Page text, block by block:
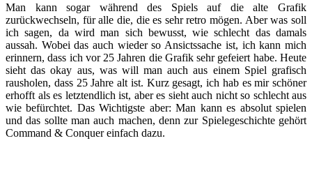
Man kann sogar während des Spiels auf die alte Grafik
zurückwechseln, für alle die, die es sehr retro mögen. Aber was soll
ich sagen, da wird man sich bewusst, wie schlecht das damals
aussah. Wobei das auch wieder so Ansictssache ist, ich kann mich
erinnern, dass ich vor 25 Jahren die Grafik sehr gefeiert habe. Heute
sieht das okay aus, was will man auch aus einem Spiel grafisch
rausholen, dass 25 Jahre alt ist. Kurz gesagt, ich hab es mir schöner
erhofft als es letztendlich ist, aber es sieht auch nicht so schlecht aus
wie befürchtet. Das Wichtigste aber: Man kann es absolut spielen
und das sollte man auch machen, denn zur Spielegeschichte gehört
Command & Conquer einfach dazu.